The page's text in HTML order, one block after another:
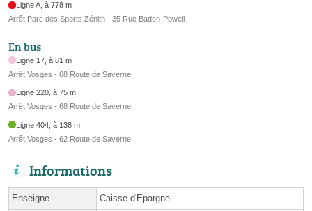
Ligne A, à 778 m
Arrêt Parc des Sports Zénith - 35 Rue Baden-Powell
En bus
Ligne 17, à 81 m
Arrêt Vosges - 68 Route de Saverne
Ligne 220, à 75 m
Arrêt Vosges - 68 Route de Saverne
Ligne 404, à 138 m
Arrêt Vosges - 62 Route de Saverne
Informations
Enseigne Caisse d'Epargne